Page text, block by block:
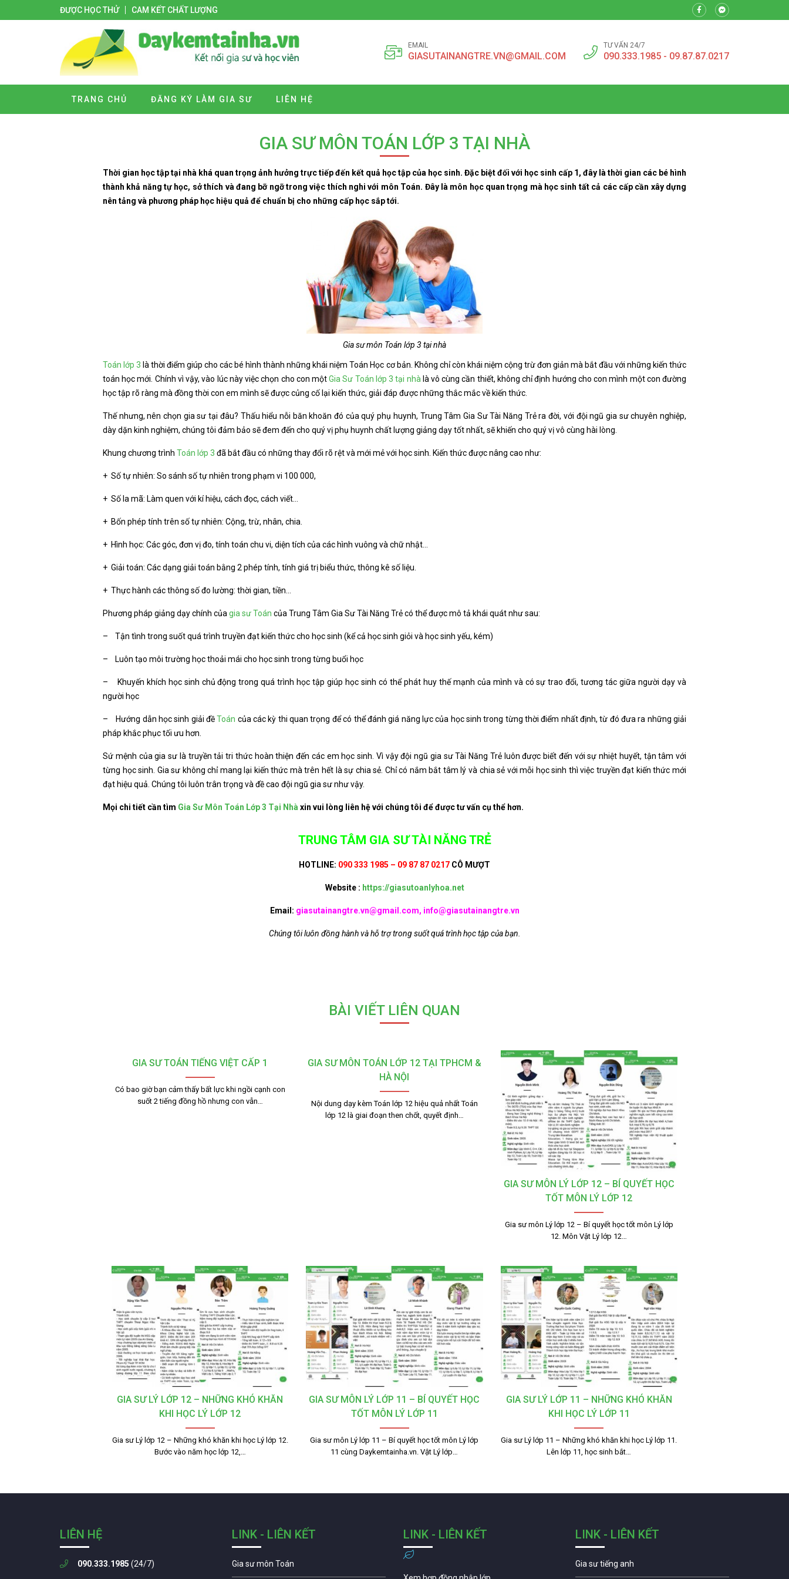
ĐƯỢC HỌC THỬ CAM KẾT CHẤT LƯỢNG
EMAIL
GIASUTAINANGTRE.VN@GMAIL.COM
TƯ VẤN 24/7
090.333.1985 - 09.87.87.0217
TRANG CHỦ ĐĂNG KÝ LÀM GIA SƯ LIÊN HỆ
GIA SƯ MÔN TOÁN LỚP 3 TẠI NHÀ
Thời gian học tập tại nhà khá quan trọng ảnh hưởng trực tiếp đến kết quả học tập của học sinh. Đặc biệt đối với học sinh cấp 1, đây là thời gian các bé hình
thành khả năng tự học, sở thích và đang bỡ ngỡ trong việc thích nghi với môn Toán. Đây là môn học quan trọng mà học sinh tất cả các cấp cần xây dựng
nên tảng và phương pháp học hiệu quả để chuẩn bị cho những cấp học sắp tới.
Gia sư môn Toán lớp 3 tại nhà
Toán lớp 3 là thời điểm giúp cho các bé hình thành những khái niệm Toán Học cơ bản. Không chỉ còn khái niệm cộng trừ đơn giản mà bắt đầu với những kiến thức
toán học mới. Chính vì vậy, vào lúc này việc chọn cho con mộtGia Sư Toán lớp 3 tại nhà là vô cùng cần thiết, không chỉ định hướng cho con mình một con đường
học tập rõ ràng mà đồng thời con em mình sẽ được củng cố lại kiến thức, giải đáp được những thắc mắc về kiến thức.
Thế nhưng, nên chọn gia sư tại đâu? Thấu hiểu nỗi băn khoăn đó của quý phụ huynh, Trung Tâm Gia Sư Tài Năng Trẻ ra đời, với đội ngũ gia sư chuyên nghiệp,
dày dặn kinh nghiệm, chúng tôi đảm bảo sẽ đem đến cho quý vị phụ huynh chất lượng giảng dạy tốt nhất, sẽ khiến cho quý vị vô cùng hài lòng.
Khung chương trình Toán lớp 3 đã bắt đầu có những thay đổi rõ rệt và mới mẻ với học sinh. Kiến thức được nâng cao như:
+ Số tự nhiên: So sánh số tự nhiên trong phạm vi 100 000,
+ Số la mã: Làm quen với kí hiệu, cách đọc, cách viết…
+ Bốn phép tính trên số tự nhiên: Cộng, trừ, nhân, chia.
+ Hình học: Các góc, đơn vị đo, tính toán chu vi, diện tích của các hình vuông và chữ nhật…
+ Giải toán: Các dạng giải toán bằng 2 phép tính, tính giá trị biểu thức, thông kê số liệu.
+ Thực hành các thông số đo lường: thời gian, tiền…
Phương pháp giảng dạy chính của gia sư Toán của Trung Tâm Gia Sư Tài Năng Trẻ có thể được mô tả khái quát như sau:
– Tận tình trong suốt quá trình truyền đạt kiến thức cho học sinh (kể cả học sinh giỏi và học sinh yếu, kém)
– Luôn tạo môi trường học thoải mái cho học sinh trong từng buổi học
– Khuyến khích học sinh chủ động trong quá trình học tập giúp học sinh có thể phát huy thế mạnh của mình và có sự trao đổi, tương tác giữa người dạy và
người học
– Hướng dẫn học sinh giải đềToán của các kỳ thi quan trọng để có thể đánh giá năng lực của học sinh trong từng thời điểm nhất định, từ đó đưa ra những giải
pháp khắc phục tối ưu hơn.
Sứ mệnh của gia sư là truyền tải tri thức hoàn thiện đến các em học sinh. Vì vậy đội ngũ gia sư Tài Năng Trẻ luôn được biết đến với sự nhiệt huyết, tận tâm với
từng học sinh. Gia sư không chỉ mang lại kiến thức mà trên hết là sự chia sẻ. Chỉ có nắm bắt tâm lý và chia sẻ với mỗi học sinh thì việc truyền đạt kiến thức mới
đạt hiệu quả. Chúng tôi luôn trân trọng và đề cao đội ngũ gia sư như vậy.
Mọi chi tiết cần tìm Gia Sư Môn Toán Lớp 3 Tại Nhà xin vui lòng liên hệ với chúng tôi để được tư vấn cụ thể hơn.
TRUNG TÂM GIA SƯ TÀI NĂNG TRẺ
HOTLINE: 090 333 1985 – 09 87 87 0217 CÔ MƯỢT
Website : https://giasutoanlyhoa.net
Email: giasutainangtre.vn@gmail.com, info@giasutainangtre.vn
Chúng tôi luôn đồng hành và hỗ trợ trong suốt quá trình học tập của bạn.
BÀI VIẾT LIÊN QUAN
GIA SƯ TOÁN TIẾNG VIỆT CẤP 1
Có bao giờ bạn cảm thấy bất lực khi ngồi cạnh con
suốt 2 tiếng đồng hồ nhưng con vẫn…
GIA SƯ MÔN TOÁN LỚP 12 TẠI TPHCM &
HÀ NỘI
Nội dung dạy kèm Toán lớp 12 hiệu quả nhất Toán
lớp 12 là giai đoạn then chốt, quyết định…
GIA SƯ MÔN LÝ LỚP 12 – BÍ QUYẾT HỌC
TỐT MÔN LÝ LỚP 12
Gia sư môn Lý lớp 12 – Bí quyết học tốt môn Lý lớp
12. Môn Vật Lý lớp 12…
GIA SƯ LÝ LỚP 12 – NHỮNG KHÓ KHĂN
KHI HỌC LÝ LỚP 12
Gia sư Lý lớp 12 – Những khó khăn khi học Lý lớp 12.
Bước vào năm học lớp 12,…
GIA SƯ MÔN LÝ LỚP 11 – BÍ QUYẾT HỌC
TỐT MÔN LÝ LỚP 11
Gia sư môn Lý lớp 11 – Bí quyết học tốt môn Lý lớp
11 cùng Daykemtainha.vn. Vật Lý lớp…
GIA SƯ LÝ LỚP 11 – NHỮNG KHÓ KHĂN
KHI HỌC LÝ LỚP 11
Gia sư Lý lớp 11 – Những khó khăn khi học Lý lớp 11.
Lên lớp 11, học sinh bắt…
LIÊN HỆ
090.333.1985 (24/7)
LINK - LIÊN KẾT
Gia sư môn Toán
LINK - LIÊN KẾT LINK - LIÊN KẾT
Gia sư tiếng anh